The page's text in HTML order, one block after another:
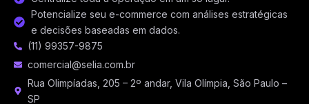
Potencialize seu e-commerce com análises estratégicas
e decisões baseadas em dados.
(11) 99357-9875
comercial@selia.com.br
Rua Olimpíadas, 205 – 2º andar, Vila Olímpia, São Paulo –
SP